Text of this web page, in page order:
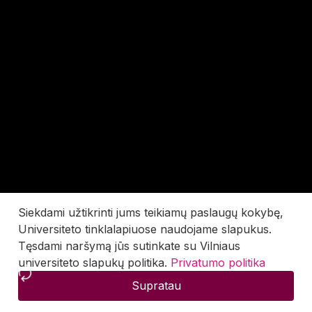
Siekdami užtikrinti jums teikiamų paslaugų kokybę,
Universiteto tinklalapiuose naudojame slapukus.
Tęsdami naršymą jūs sutinkate su Vilniaus
universiteto slapukų politika. Privatumo politika
Supratau